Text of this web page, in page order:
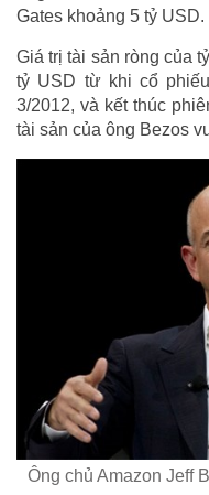
Gates khoảng 5 tỷ USD.
Giá trị tài sản ròng của
tỷ USD từ khi cổ
3/2012, và kết thúc
tài sản của ông Bezos
Ông chủ Amazon Jeff